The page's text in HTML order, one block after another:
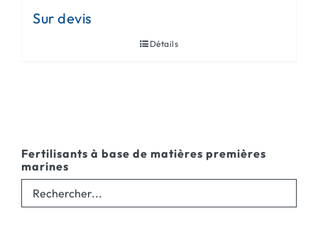
Détails
Fertilisants à base de matières premières
marines